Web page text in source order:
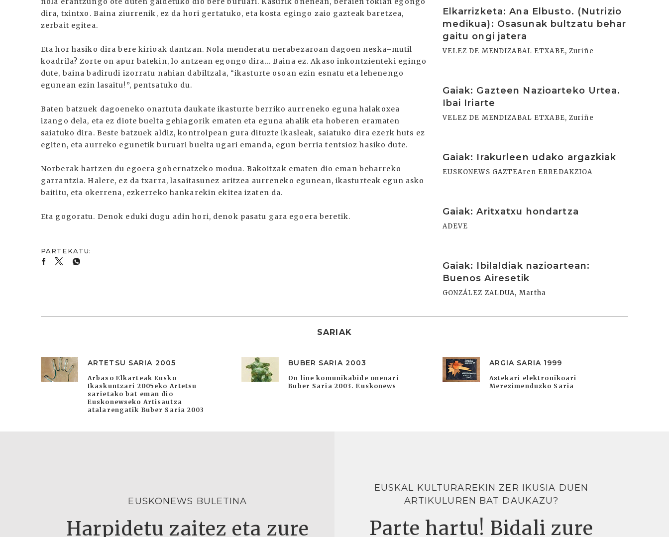
dira, txintxo. Baina ziurrenik, ez da hori gertatuko, eta kosta egingo zaio gazteak baretzea,
zerbait egitea.
Eta hor hasiko dira bere kirioak dantzan. Nola menderatu nerabezaroan dagoen neska–mutil
koadrila? Zorte on apur batekin, lo antzean egongo dira... Baina ez. Akaso inkontzienteki egingo
dute, baina badirudi izorratu nahian dabiltzala, “ikasturte osoan ezin esnatu eta lehenengo
egunean ezin lasaitu!”, pentsatuko du.
Baten batzuek dagoeneko onartuta daukate ikasturte berriko aurreneko eguna halakoxea
izango dela, eta ez diote buelta gehiagorik ematen eta eguna ahalik eta hoberen eramaten
saiatuko dira. Beste batzuek aldiz, kontrolpean gura dituzte ikasleak, saiatuko dira ezerk huts ez
egiten, eta aurreko egunetik buruari buelta ugari emanda, egun berria tentsioz hasiko dute.
Norberak hartzen du egoera gobernatzeko modua. Bakoitzak ematen dio eman beharreko
garrantzia. Halere, ez da txarra, lasaitasunez aritzea aurreneko egunean, ikasturteak egun asko
baititu, eta okerrena, ezkerreko hankarekin ekitea izaten da.
Eta gogoratu. Denok eduki dugu adin hori, denok pasatu gara egoera beretik.
Elkarrizketa: Ana Elbusto. (Nutrizio
medikua): Osasunak bultzatu behar
gaitu ongi jatera
VELEZ DE MENDIZABAL ETXABE, Zuriñe
Gaiak: Gazteen Nazioarteko Urtea.
Ibai Iriarte
VELEZ DE MENDIZABAL ETXABE, Zuriñe
Gaiak: Irakurleen udako argazkiak
EUSKONEWS GAZTEAren ERREDAKZIOA
Gaiak: Aritxatxu hondartza
ADEVE
Gaiak: Ibilaldiak nazioartean:
Buenos Airesetik
GONZÁLEZ ZALDUA, Martha
SARIAK
ARTETSU SARIA 2005
Arbaso Elkarteak Eusko
Ikaskuntzari 2005eko Artetsu
sarietako bat eman dio
Euskonewseko Artisautza
atalarengatik Buber Saria 2003
BUBER SARIA 2003
On line komunikabide onenari
Buber Saria 2003. Euskonews
ARGIA SARIA 1999
Astekari elektronikoari
Merezimenduzko Saria
EUSKONEWS BULETINA
Harpidetu zaitez eta zure
EUSKAL KULTURAREKIN ZER IKUSIA DUEN
ARTIKULUREN BAT DAUKAZU?
Parte hartu! Bidali zure